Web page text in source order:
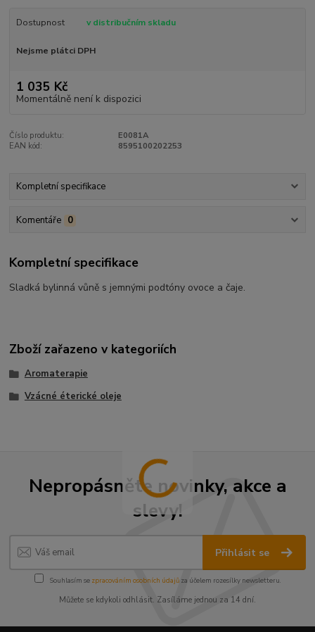
Dostupnost v distribučním skladu
Nejsme plátci DPH
1 035 Kč
Momentálně není k dispozici
Číslo produktu:
E0081A
EAN kód:
8595100202253
Kompletní specifikace
Komentáře 0
Kompletní specifikace
Sladká bylinná vůně s jemnými podtóny ovoce a čaje.
Zboží zařazeno v kategoriích
Aromaterapie
Vzácné éterické oleje
Nepropásněte novinky, akce a
slevy!
Přihlásit se
Souhlasím se zpracováním osobních údajůza účelem rozesílky newsletteru.
Můžete se kdykoli odhlásit. Zasíláme jednou za 14 dní.